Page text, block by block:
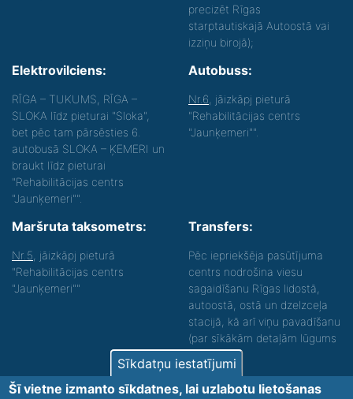
precizēt Rīgas
starptautiskajā Autoostā vai
izziņu birojā);
Elektrovilciens:
RĪGA – TUKUMS, RĪGA –
SLOKA līdz pieturai "Sloka",
bet pēc tam pārsēsties 6.
autobusā SLOKA – ĶEMERI un
braukt līdz pieturai
"Rehabilitācijas centrs
"Jaunķemeri"".
Autobuss:
Nr.6 , jāizkāpj pieturā
"Rehabilitācijas centrs
"Jaunķemeri"".
Maršruta taksometrs:
Nr.5 , jāizkāpj pieturā
"Rehabilitācijas centrs
"Jaunķemeri""
Transfers:
Pēc iepriekšēja pasūtījuma
centrs nodrošina viesu
sagaidīšanu Rīgas lidostā,
autoostā, ostā un dzelzceļa
stacijā, kā arī viņu pavadīšanu
(par sīkākām detaļām lūgums
zvanīt).
Nodrošinām vides piekļūstamību personām ar
Sīkdatņu iestatījumi
Šī vietne izmanto sīkdatnes, lai uzlabotu lietošanas